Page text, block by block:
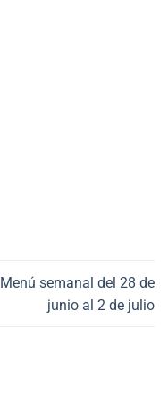
Menú semanal del 28 de
junio al 2 de julio